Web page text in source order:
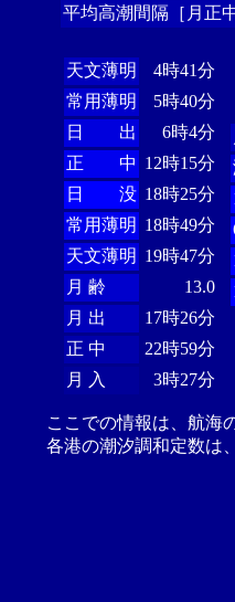
平均高潮間隔［月正
天文薄明
4時41分
常用薄明
5時40分
日 出
6時4分
正 中 12時15分
日 没 18時25分
常用薄明 18時49分
天文薄明 19時47分
月 齢
13.0
月 出
17時26分
正 中
22時59分
月 入
3時27分
ここでの情報は、航海
各港の潮汐調和定数は